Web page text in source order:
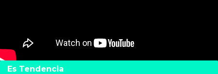
Es Tendencia